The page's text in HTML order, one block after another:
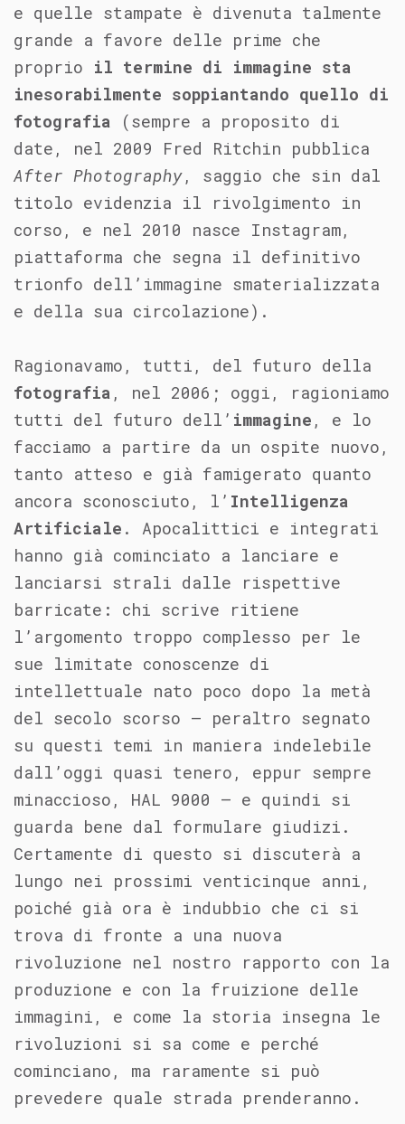
e quelle stampate è divenuta talmente
grande a favore delle prime che
proprio il termine di immagine sta
inesorabilmente soppiantando quello di
fotografia (sempre a proposito di
date, nel 2009 Fred Ritchin pubblica
After Photography, saggio che sin dal
titolo evidenzia il rivolgimento in
corso, e nel 2010 nasce Instagram,
piattaforma che segna il definitivo
trionfo dell’immagine smaterializzata
e della sua circolazione).
Ragionavamo, tutti, del futuro della
fotografia , nel 2006; oggi, ragioniamo
tutti del futuro dell’ immagine , e lo
facciamo a partire da un ospite nuovo,
tanto atteso e già famigerato quanto
ancora sconosciuto, l’ Intelligenza
Artificiale . Apocalittici e integrati
hanno già cominciato a lanciare e
lanciarsi strali dalle rispettive
barricate: chi scrive ritiene
l’argomento troppo complesso per le
sue limitate conoscenze di
intellettuale nato poco dopo la metà
del secolo scorso – peraltro segnato
su questi temi in maniera indelebile
dall’oggi quasi tenero, eppur sempre
minaccioso, HAL 9000 – e quindi si
guarda bene dal formulare giudizi.
Certamente di questo si discuterà a
lungo nei prossimi venticinque anni,
poiché già ora è indubbio che ci si
trova di fronte a una nuova
rivoluzione nel nostro rapporto con la
produzione e con la fruizione delle
immagini, e come la storia insegna le
rivoluzioni si sa come e perché
cominciano, ma raramente si può
prevedere quale strada prenderanno.